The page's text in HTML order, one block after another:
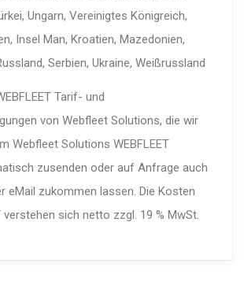
Ungarn, Vereinigtes Königreich,
Insel Man, Kroatien, Mazedonien,
Serbien, Ukraine, Weißrussland
Tarif- und
von Webfleet Solutions, die wir
Webfleet Solutions WEBFLEET
zusenden oder auf Anfrage auch
eMail zukommen lassen. Die Kosten
verstehen sich netto zzgl. 19 % MwSt.